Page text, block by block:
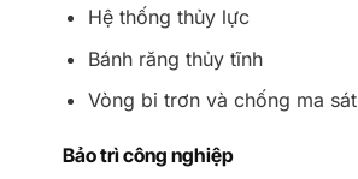
Hệ thống thủy lực
Bánh răng thủy tĩnh
Vòng bi trơn và chống ma sát
Bảo trì công nghiệp